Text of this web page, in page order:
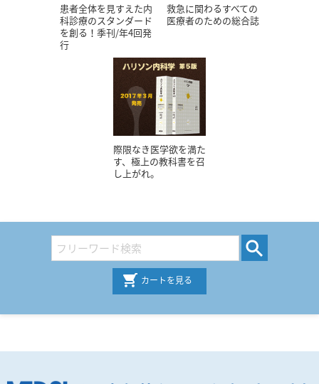
患者全体を見すえた内
科診療のスタンダード
を創る！季刊/年4回発
行
救急に関わるすべての
医療者のための総合誌
際限なき医学欲を満た
す、極上の教科書を召
し上がれ。
カートを見る